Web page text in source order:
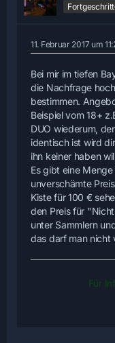
11. Februar 2017 um
Bei mir im tiefen
die Nachfrage
bestimmen.
Beispiel vom 18+
DUO wiederum,
identisch ist wird
ihn keiner haben
Es gibt eine
unverschämte
Kiste für 100 €
den Preis für
unter Sammlern
das darf man nicht
Für